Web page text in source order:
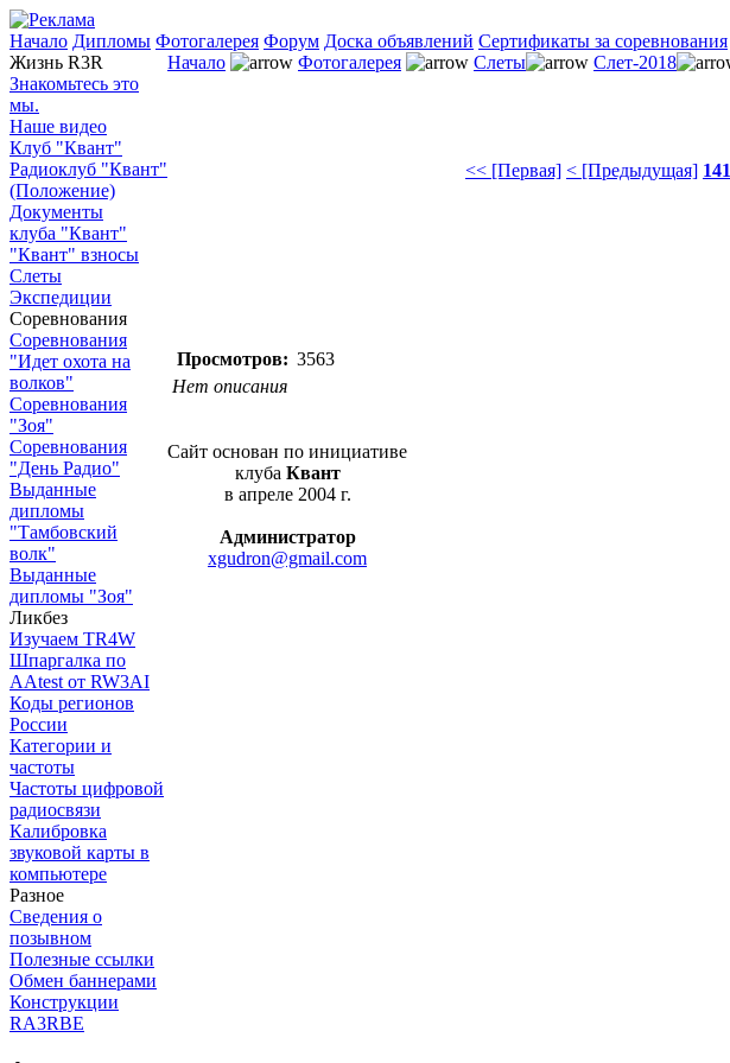
Начало Дипломы Фотогалерея Форум Доска объявлений Сертификаты за соревнования
Жизнь R3R
Знакомьтесь это
мы.
Наше видео
Клуб "Квант"
Радиоклуб "Квант"
(Положение)
Документы
клуба "Квант"
"Квант" взносы
Слеты
Экспедиции
Соревнования
Соревнования
"Идет охота на
волков"
Соревнования
"Зоя"
Соревнования
"День Радио"
Выданные
дипломы
"Тамбовский
волк"
Выданные
дипломы "Зоя"
Ликбез
Изучаем TR4W
Шпаргалка по
AAtest от RW3AI
Коды регионов
России
Категории и
частоты
Частоты цифровой
радиосвязи
Калибровка
звуковой карты в
компьютере
Разное
Сведения о
позывном
Полезные ссылки
Обмен баннерами
Конструкции
RA3RBE
Начало Фотогалерея Слеты Слет-2018
<< [Первая] < [Предыдущая] 141
Просмотров: 3563
Нет описания
Сайт основан по инициативе
клуба Квант
в апреле 2004 г.
Администратор
xgudron@gmail.com